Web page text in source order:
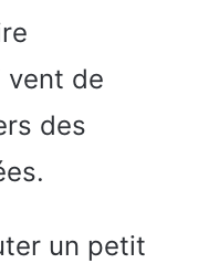
vent de
des
un petit